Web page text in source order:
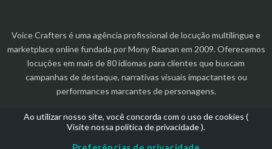
Ao utilizar nosso site, você concorda com o uso de cookies (
Visite nossa política de privacidade).
Voice Crafters é uma agência profissional de locução multilíngue e
marketplace online fundada por Mony Raanan em 2009. Oferecemos
locuções em mais de 80 idiomas para clientes que buscam
campanhas de destaque, narrativas visuais impactantes ou
performances marcantes de personagens.